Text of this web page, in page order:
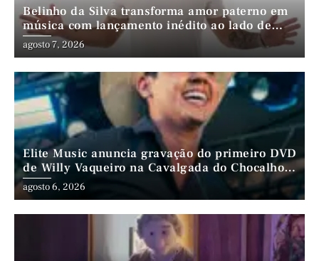
Belinho da Silva transforma amor paterno em
música com lançamento inédito ao lado de
André da Mata e Mateus Farias
agosto 7, 2026
Elite Music anuncia gravação do primeiro DVD
de Willy Vaqueiro na Cavalgada do Chocalho
(PE)
agosto 6, 2026